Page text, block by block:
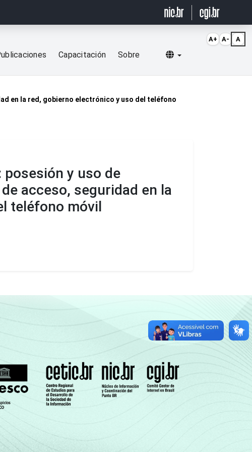
Capacitación Sobre Selecionar idioma
en la red, gobierno electrónico y uso del teléfono
y uso de
acceso, seguridad en la
teléfono móvil
A+ A- A